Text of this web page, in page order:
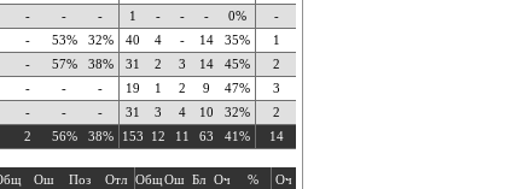
- - - 1 - - - 0% -
- 53% 32% 40 4 - 14 35% 1
- 57% 38% 31 2 3 14 45% 2
- - - 19 1 2 9 47% 3
- - - 31 3 4 10 32% 2
2 56% 38% 153 12 11 63 41% 14
Ош Поз Отл ОбщОш Бл Оч % Оч